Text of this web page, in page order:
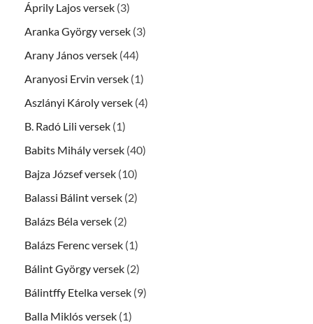
Áprily Lajos versek (3)
Aranka György versek (3)
Arany János versek (44)
Aranyosi Ervin versek (1)
Aszlányi Károly versek (4)
B. Radó Lili versek (1)
Babits Mihály versek (40)
Bajza József versek (10)
Balassi Bálint versek (2)
Balázs Béla versek (2)
Balázs Ferenc versek (1)
Bálint György versek (2)
Bálintffy Etelka versek (9)
Balla Miklós versek (1)